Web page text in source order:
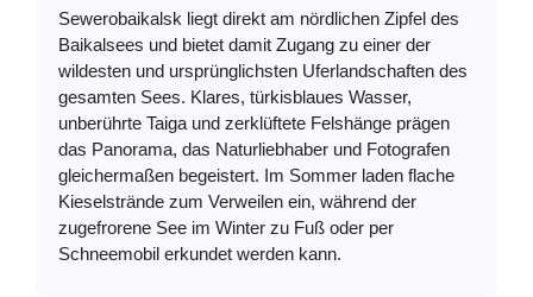
Sewerobaikalsk liegt direkt am nördlichen Zipfel des
Baikalsees und bietet damit Zugang zu einer der
wildesten und ursprünglichsten Uferlandschaften des
gesamten Sees. Klares, türkisblaues Wasser,
unberührte Taiga und zerklüftete Felshänge prägen
das Panorama, das Naturliebhaber und Fotografen
gleichermaßen begeistert. Im Sommer laden flache
Kieselstrände zum Verweilen ein, während der
zugefrorene See im Winter zu Fuß oder per
Schneemobil erkundet werden kann.